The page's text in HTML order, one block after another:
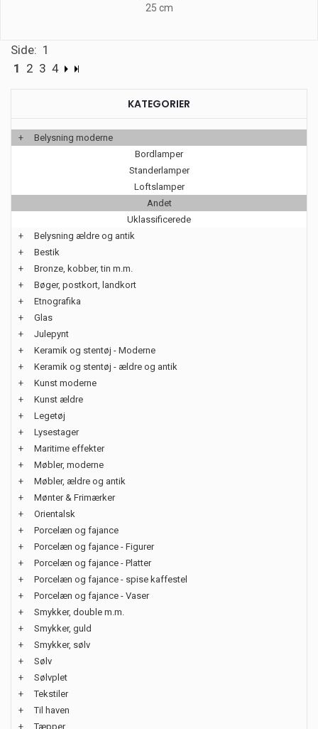
25 cm
Side: 1
1 2 3 4
KATEGORIER
+
Belysning moderne
Bordlamper
Standerlamper
Loftslamper
Andet
Uklassificerede
+
Belysning ældre og antik
+
Bestik
+
Bronze, kobber, tin m.m.
+
Bøger, postkort, landkort
+
Etnografika
+
Glas
+
Julepynt
+
Keramik og stentøj - Moderne
+
Keramik og stentøj - ældre og antik
+
Kunst moderne
+
Kunst ældre
+
Legetøj
+
Lysestager
+
Maritime effekter
+
Møbler, moderne
+
Møbler, ældre og antik
+
Mønter & Frimærker
+
Orientalsk
+
Porcelæn og fajance
+
Porcelæn og fajance - Figurer
+
Porcelæn og fajance - Platter
+
Porcelæn og fajance - spise kaffestel
+
Porcelæn og fajance - Vaser
+
Smykker, double m.m.
+
Smykker, guld
+
Smykker, sølv
+
Sølv
+
Sølvplet
+
Tekstiler
+
Til haven
+
Tæpper